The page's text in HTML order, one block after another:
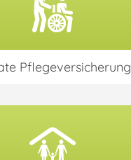
Pflege­versicherung